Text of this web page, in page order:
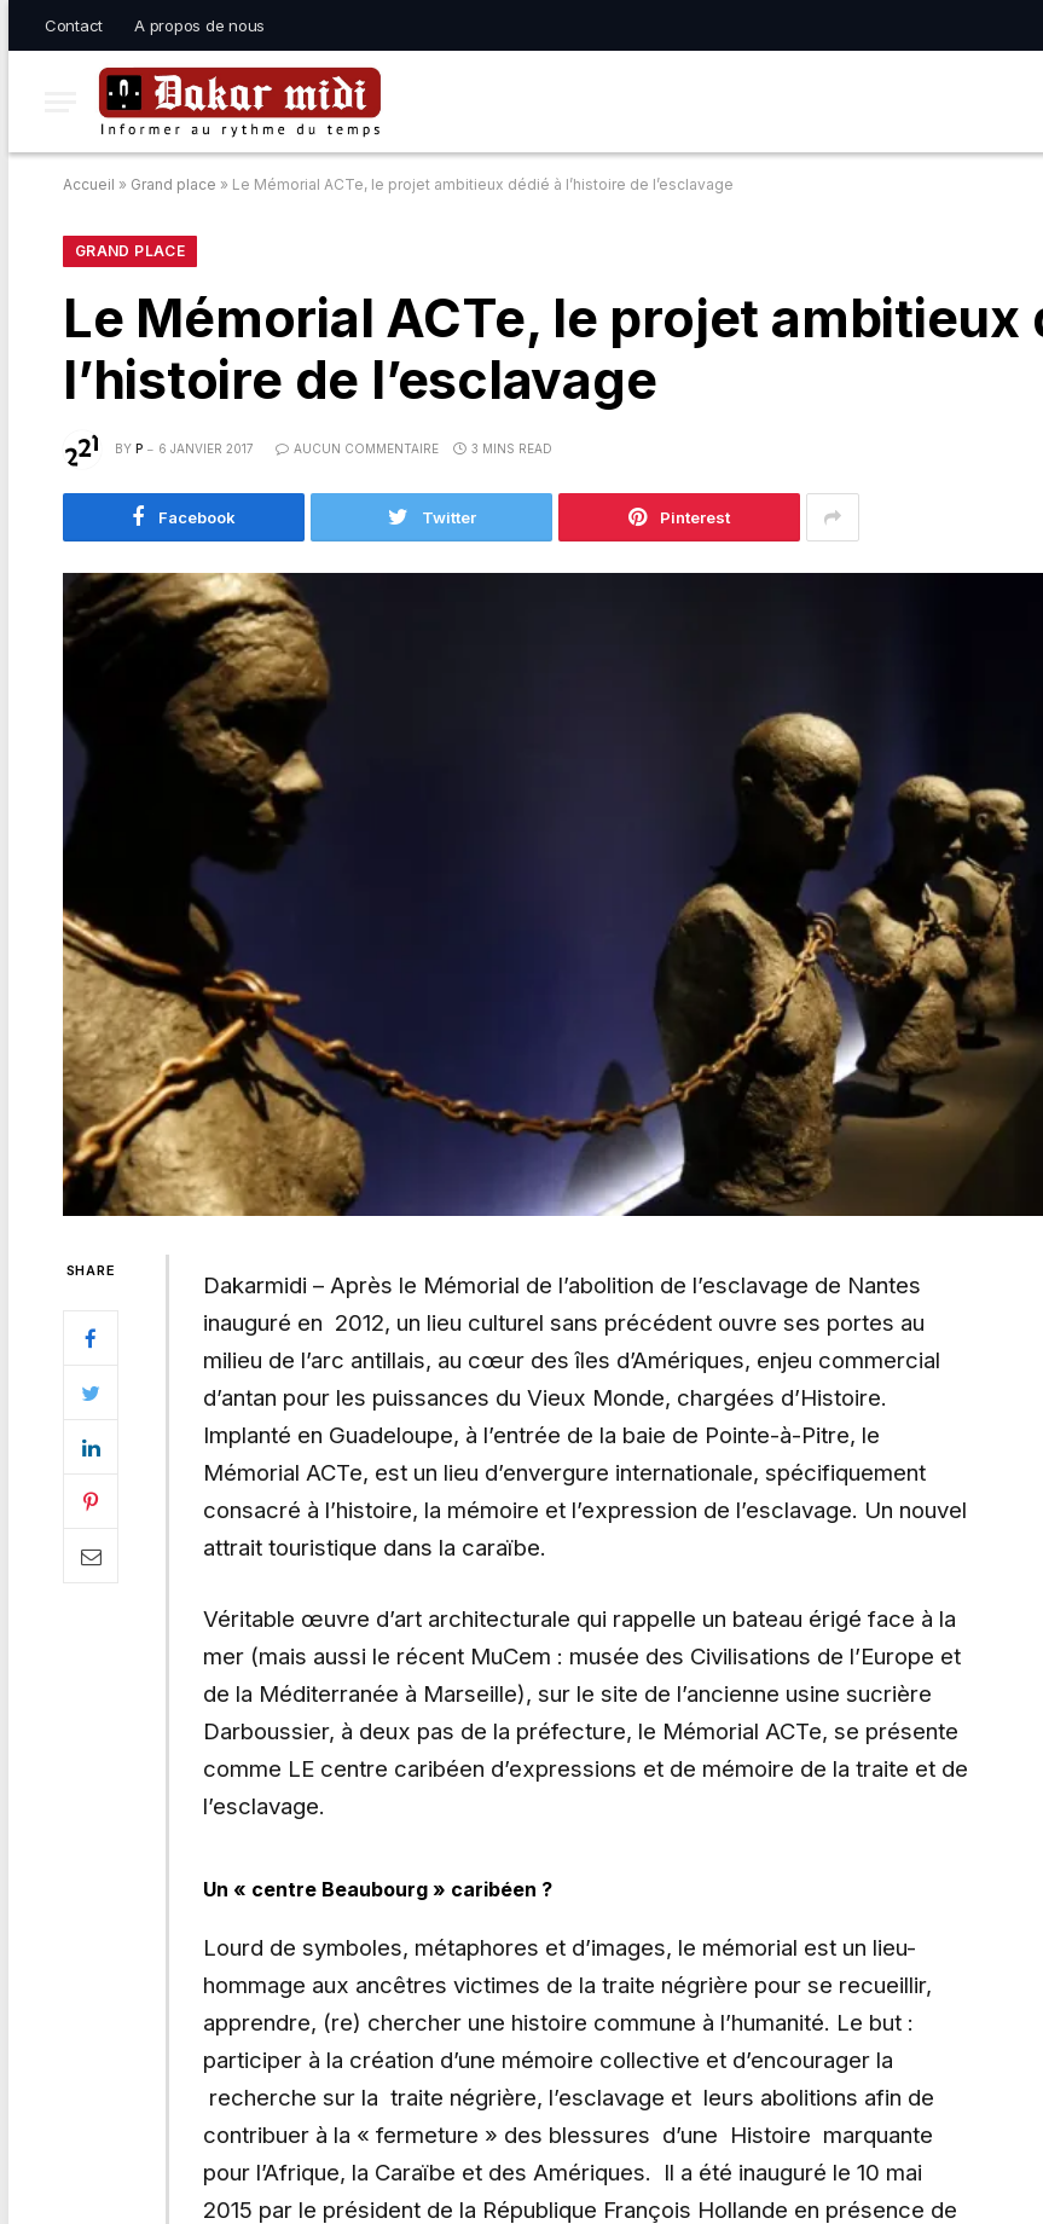
Contact A propos de nous
Accueil » Grand place » Le Mémorial ACTe, le projet ambitieux dédié à l’histoire de l’esclavage
GRAND PLACE
Le Mémorial ACTe, le projet ambitieux
l’histoire de l’esclavage
BY P 6 JANVIER 2017 AUCUN COMMENTAIRE 3 MINS READ
Facebook Twitter Pinterest
SHARE
Dakarmidi – Après le Mémorial de l’abolition de l’esclavage de Nantes
inauguré en 2012, un lieu culturel sans précédent ouvre ses portes au
milieu de l’arc antillais, au cœur des îles d’Amériques, enjeu commercial
d’antan pour les puissances du Vieux Monde, chargées d’Histoire.
Implanté en Guadeloupe, à l’entrée de la baie de Pointe-à-Pitre, le
Mémorial ACTe, est un lieu d’envergure internationale, spécifiquement
consacré à l’histoire, la mémoire et l’expression de l’esclavage. Un nouvel
attrait touristique dans la caraïbe.
Véritable œuvre d’art architecturale qui rappelle un bateau érigé face à la
mer (mais aussi le récent MuCem : musée des Civilisations de l’Europe et
de la Méditerranée à Marseille), sur le site de l’ancienne usine sucrière
Darboussier, à deux pas de la préfecture, le Mémorial ACTe, se présente
comme LE centre caribéen d’expressions et de mémoire de la traite et de
l’esclavage.
Un « centre Beaubourg » caribéen ?
Lourd de symboles, métaphores et d’images, le mémorial est un lieu-
hommage aux ancêtres victimes de la traite négrière pour se recueillir,
apprendre, (re) chercher une histoire commune à l’humanité. Le but :
participer à la création d’une mémoire collective et d’encourager la
recherche sur la traite négrière, l’esclavage et leurs abolitions afin de
contribuer à la « fermeture » des blessures d’une Histoire marquante
pour l’Afrique, la Caraïbe et des Amériques. Il a été inauguré le 10 mai
2015 par le président de la République François Hollande en présence de